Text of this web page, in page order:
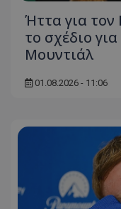
Ήττα για τον
το σχέδιο
Μουντιάλ
01.08.2026 - 11:06